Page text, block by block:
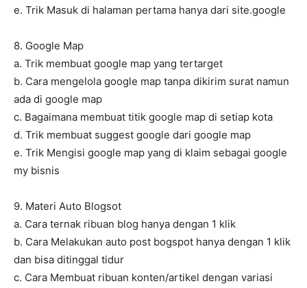
e. Trik Masuk di halaman pertama hanya dari site.google
8. Google Map
a. Trik membuat google map yang tertarget
b. Cara mengelola google map tanpa dikirim surat namun
ada di google map
c. Bagaimana membuat titik google map di setiap kota
d. Trik membuat suggest google dari google map
e. Trik Mengisi google map yang di klaim sebagai google
my bisnis
9. Materi Auto Blogsot
a. Cara ternak ribuan blog hanya dengan 1 klik
b. Cara Melakukan auto post bogspot hanya dengan 1 klik
dan bisa ditinggal tidur
c. Cara Membuat ribuan konten/artikel dengan variasi